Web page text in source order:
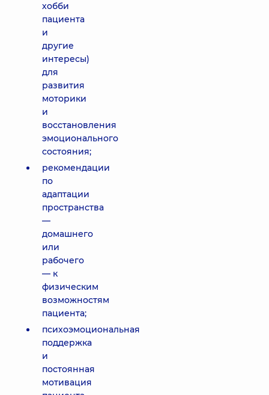
хобби
пациента
и
другие
интересы)
для
развития
моторики
и
восстановления
эмоционального
состояния;
рекомендации
по
адаптации
пространства
—
домашнего
или
рабочего
— к
физическим
возможностям
пациента;
психоэмоциональная
поддержка
и
постоянная
мотивация